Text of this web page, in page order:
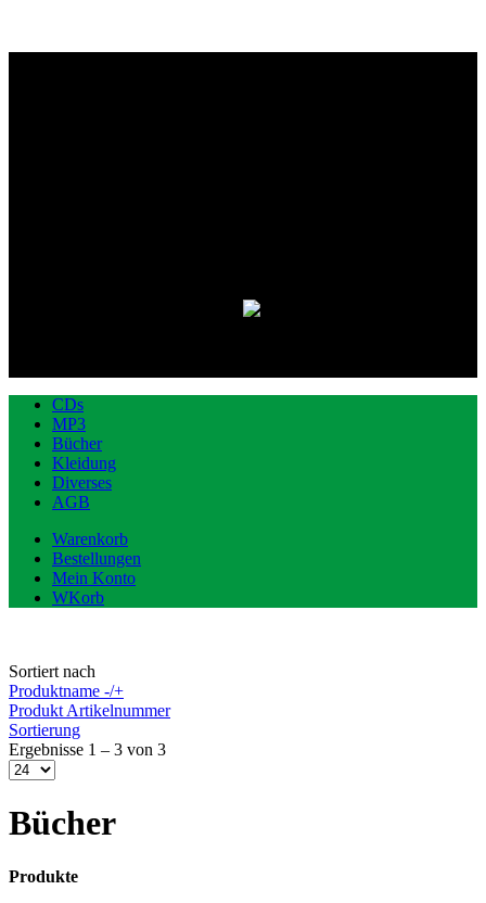
CDs
MP3
Bücher
Kleidung
Diverses
AGB
Warenkorb
Bestellungen
Mein Konto
WKorb
Sortiert nach
Produktname -/+
Produkt Artikelnummer
Sortierung
Ergebnisse 1 – 3 von 3
Bücher
Produkte